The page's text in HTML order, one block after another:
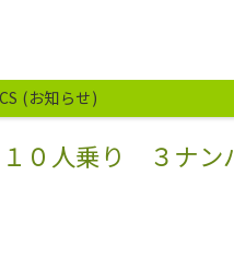
(お知らせ)
０人乗り ３ナ